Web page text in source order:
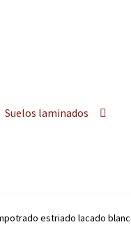
Suelos laminados
estriado lacado